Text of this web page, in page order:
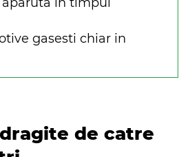
in timpul
gasesti chiar in
de catre